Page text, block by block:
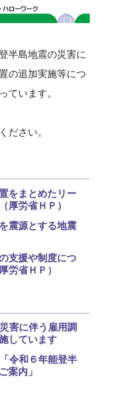
半島地震の災害に
の追加実施等につ
ています。
ださい。
をまとめたリー
厚労省ＨＰ）
震源とする地震
支援や制度につ
労省ＨＰ）
害に伴う雇用調
しています
令和６年能登半
案内」